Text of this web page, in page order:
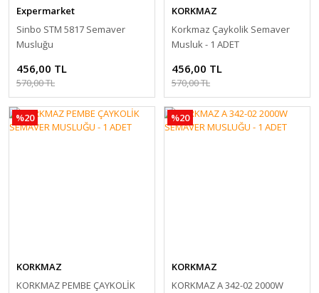
Expermarket
Sinbo STM 5817 Semaver
Musluğu
456,00 TL
570,00 TL
KORKMAZ
Korkmaz Çaykolik Semaver
Musluk - 1 ADET
456,00 TL
570,00 TL
%20
KORKMAZ
KORKMAZ PEMBE ÇAYKOLİK
%20
KORKMAZ
KORKMAZ A 342-02 2000W